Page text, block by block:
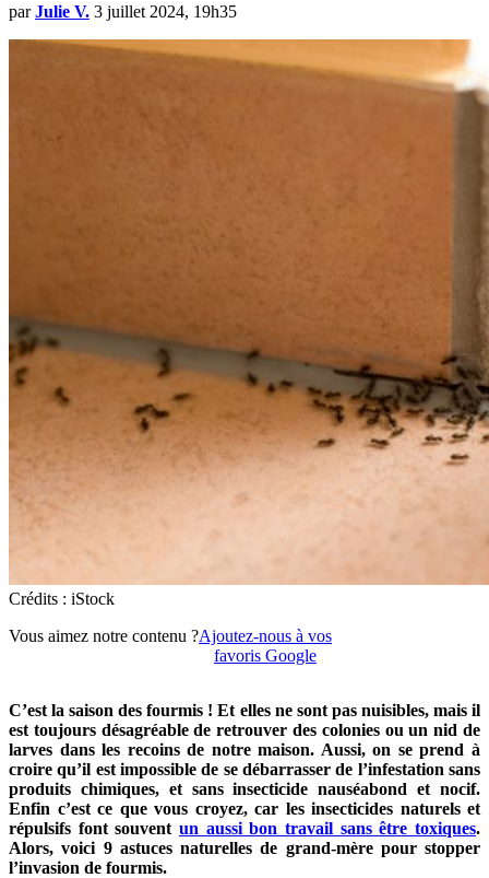
par Julie V. 3 juillet 2024, 19h35
Crédits : iStock
Vous aimez notre contenu ?Ajoutez-nous à vos
favoris Google
C’est la saison des fourmis ! Et elles ne sont pas nuisibles, mais il
est toujours désagréable de retrouver des colonies ou un nid de
larves dans les recoins de notre maison. Aussi, on se prend à
croire qu’il est impossible de se débarrasser de l’infestation sans
produits chimiques, et sans insecticide nauséabond et nocif.
Enfin c’est ce que vous croyez, car les insecticides naturels et
répulsifs font souvent un aussi bon travail sans être toxiques.
Alors, voici 9 astuces naturelles de grand-mère pour stopper
l’invasion de fourmis.